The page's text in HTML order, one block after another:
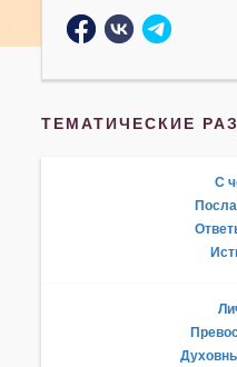
ТЕМАТИЧЕСКИЕ
С